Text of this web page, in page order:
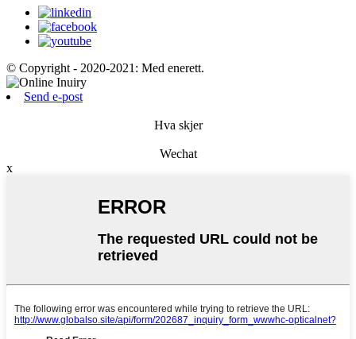
© Copyright - 2020-2021: Med enerett.
Send e-post
Hva skjer
Wechat
x